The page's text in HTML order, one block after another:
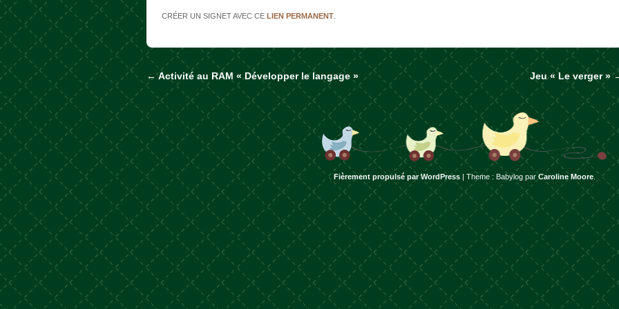
CRÉER UN SIGNET AVEC CELIEN PERMANENT
Naviguer dans les articles
←Activité au RAM « Développer le langage » Jeu « Le verger »
Fièrement propulsé par WordPress Theme : Babylog par Caroline Moore.